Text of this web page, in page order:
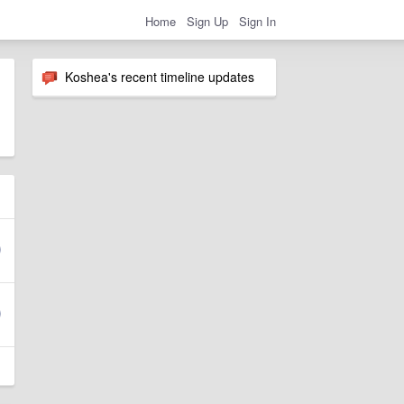
Home Sign Up Sign In
Koshea's recent timeline updates